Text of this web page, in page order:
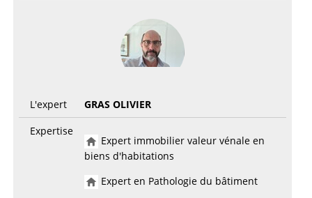
L'expert
GRAS OLIVIER
Expertise
Expert immobilier valeur vénale en
biens d'habitations
Expert en Pathologie du bâtiment